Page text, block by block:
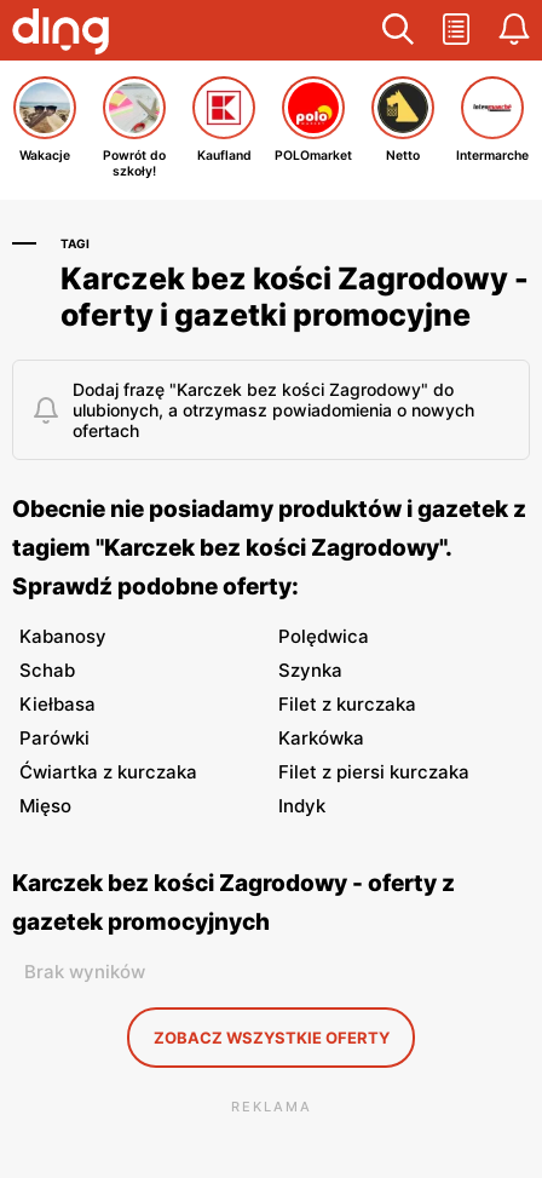
Wakacje
Powrót do
szkoły!
Kaufland POLOmarket Netto Intermarche
TAGI
Karczek bez kości Zagrodowy -
oferty i gazetki promocyjne
Dodaj frazę "Karczek bez kości Zagrodowy" do
ulubionych, a otrzymasz powiadomienia o nowych
ofertach
Obecnie nie posiadamy produktów i gazetek z
tagiem "Karczek bez kości Zagrodowy".
Sprawdź podobne oferty:
Kabanosy
Polędwica
Schab
Szynka
Kiełbasa
Filet z kurczaka
Parówki
Karkówka
Ćwiartka z kurczaka
Filet z piersi kurczaka
Mięso
Indyk
Karczek bez kości Zagrodowy - oferty z
gazetek promocyjnych
Brak wyników
ZOBACZ WSZYSTKIE OFERTY
REKLAMA